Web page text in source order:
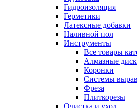
Гидроизоляция
Герметики
Латексные добавки
Наливной пол
Инструменты
Все товары
Алмазные
Коронки
Системы
Фреза
Плиткорезы
Очистка и уход